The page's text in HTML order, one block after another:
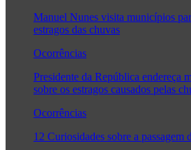
Manuel Nunes visita municípios
estragos das chuvas
Ocorrências
Presidente da República endereça
sobre os estragos causados pelas
Ocorrências
12 Curiosidades sobre a passagem